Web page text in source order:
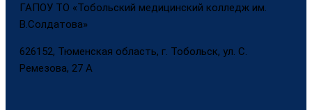
ГАПОУ ТО «Тобольский медицинский колледж им.
В.Солдатова»
626152, Тюменская область, г. Тобольск, ул. С.
Ремезова, 27 А